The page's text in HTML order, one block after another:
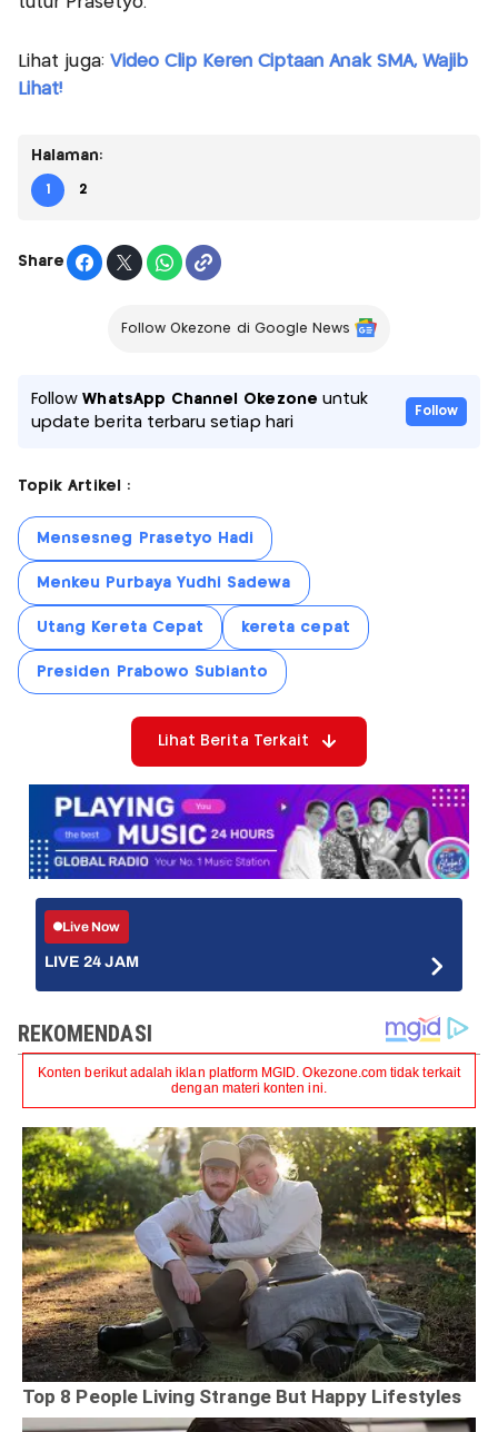
Lihat juga: Video Clip Keren Ciptaan Anak SMA, Wajib
Lihat!
Halaman:
1 2
Share
Follow Okezone di Google News
FollowWhatsApp Channel Okezone untuk
update berita terbaru setiap hari
Follow
Topik Artikel :
Mensesneg Prasetyo Hadi
Menkeu Purbaya Yudhi Sadewa
Utang Kereta Cepat kereta cepat
Presiden Prabowo Subianto
Lihat Berita Terkait
Live Now
LIVE 24 JAM